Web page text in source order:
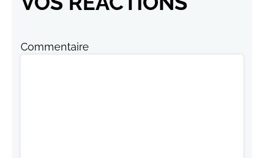
Commentaire